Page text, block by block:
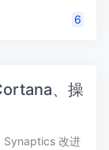
6
、操
Synaptics 改进